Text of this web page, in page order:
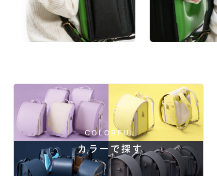
一人ひとりの「大好き」や「ワクワク」を叶え
る、21シリーズのデザインと100超のカラーライ
COLORFUL
カラーで探す